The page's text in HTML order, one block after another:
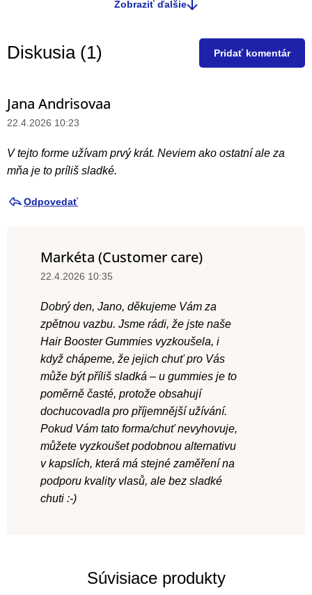
Súvisiace produkty
O
e
ý
s
u
Zobraziť ďalšie
Diskusia (1) Pridať komentár
V
ý
i
d
Jana Andrisovaa
22.4.2026 10:23
V tejto forme užívam prvý krát. Neviem ako ostatní ale za
mňa je to príliš sladké.
Odpovedať
Markéta (Customer care)
22.4.2026 10:35
Dobrý den, Jano, děkujeme Vám za
zpětnou vazbu. Jsme rádi, že jste naše
Hair Booster Gummies vyzkoušela, i
když chápeme, že jejich chuť pro Vás
může být příliš sladká – u gummies je to
poměrně časté, protože obsahují
dochucovadla pro příjemnější užívání.
Pokud Vám tato forma/chuť nevyhovuje,
můžete vyzkoušet podobnou alternativu
v kapslích, která má stejné zaměření na
podporu kvality vlasů, ale bez sladké
chuti :-)